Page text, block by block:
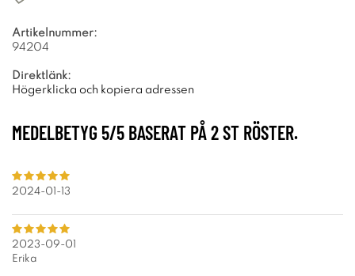
Artikelnummer:
94204
Direktlänk:
Högerklicka och kopiera adressen
MEDELBETYG 5/5 BASERAT PÅ2ST RÖSTER.
2024-01-13
2023-09-01
Erika